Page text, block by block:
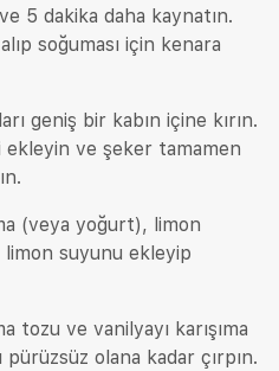
5 dakika daha kaynatın.
soğuması için kenara
geniş bir kabın içine kırın.
ve şeker tamamen
(veya yoğurt), limon
suyunu ekleyip
tozu ve vanilyayı karışıma
pürüzsüz olana kadar çırpın.